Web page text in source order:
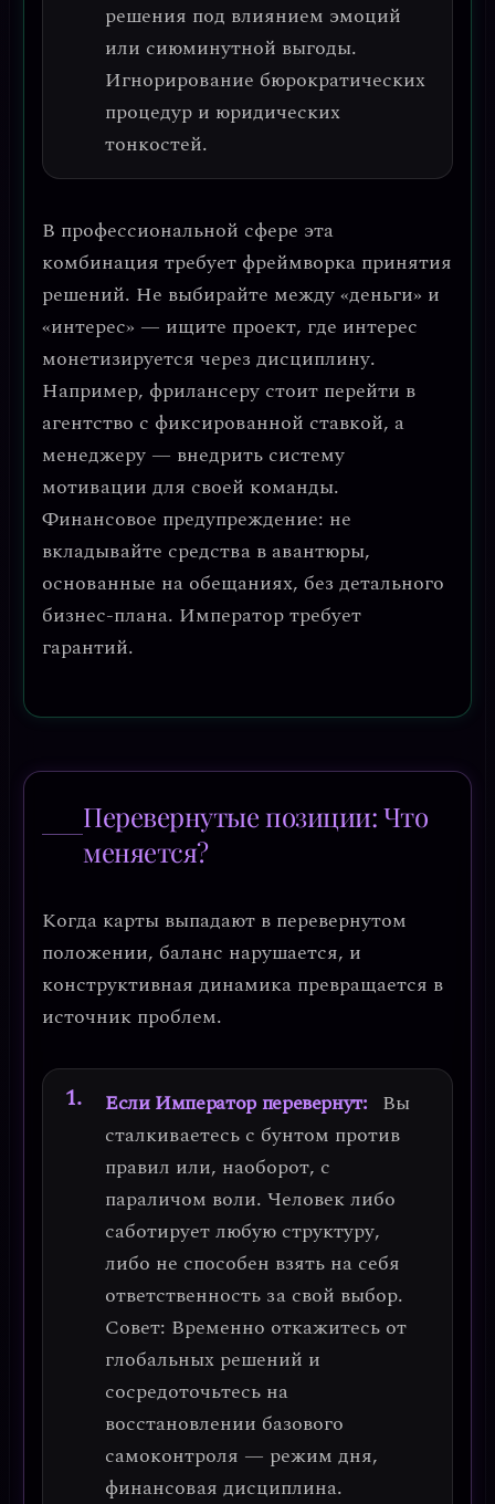
решения под влиянием эмоций
или сиюминутной выгоды.
Игнорирование бюрократических
процедур и юридических
тонкостей.
В профессиональной сфере эта
комбинация требует фреймворка принятия
решений. Не выбирайте между «деньги» и
«интерес» — ищите проект, где интерес
монетизируется через дисциплину.
Например, фрилансеру стоит перейти в
агентство с фиксированной ставкой, а
менеджеру — внедрить систему
мотивации для своей команды.
Финансовое предупреждение: не
вкладывайте средства в авантюры,
основанные на обещаниях, без детального
бизнес-плана. Император требует
гарантий.
Перевернутые позиции: Что
меняется?
Когда карты выпадают в перевернутом
положении, баланс нарушается, и
конструктивная динамика превращается в
источник проблем.
Если Император перевернут: Вы
сталкиваетесь с бунтом против
правил или, наоборот, с
параличом воли. Человек либо
саботирует любую структуру,
либо не способен взять на себя
ответственность за свой выбор.
Совет: Временно откажитесь от
глобальных решений и
сосредоточьтесь на
восстановлении базового
самоконтроля — режим дня,
финансовая дисциплина.